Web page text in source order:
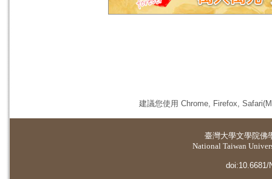
建議您使用 Chrome, Firefox,
臺灣大學文學院佛
National Taiwan
doi:10.6681/